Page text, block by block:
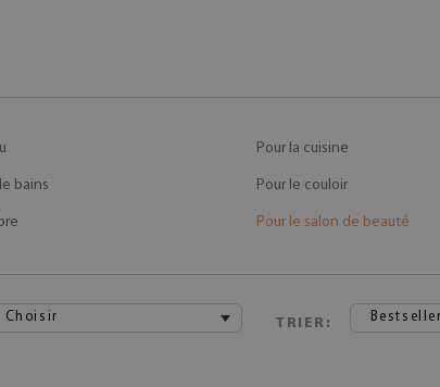
Pour la cuisine
bains Pour le couloir
Pour le salon de beauté
Choisir TRIER: Bestseller